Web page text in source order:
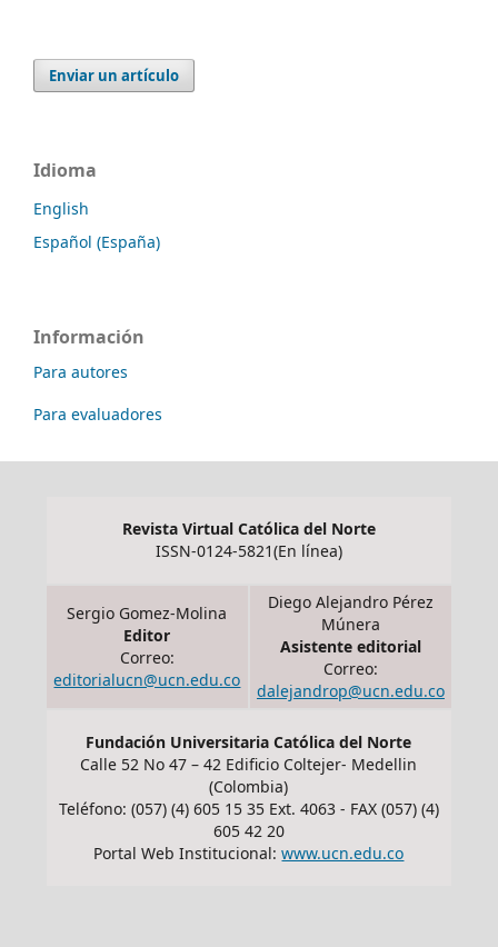
Enviar un artículo
Idioma
English
Español (España)
Información
Para autores
Para evaluadores
Revista Virtual Católica del Norte
ISSN-0124-5821(En línea)
Sergio Gomez-Molina
Editor
Correo:
editorialucn@ucn.edu.co
Diego Alejandro Pérez
Múnera
Asistente editorial
Correo:
dalejandrop@ucn.edu.co
Fundación Universitaria Católica del Norte
Calle 52 No 47 – 42 Edificio Coltejer- Medellin
(Colombia)
Teléfono: (057) (4) 605 15 35 Ext. 4063 - FAX (057) (4)
605 42 20
Portal Web Institucional:www.ucn.edu.co